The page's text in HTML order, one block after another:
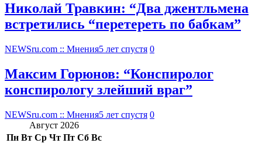
Николай Травкин: “Два джентльмена
встретились “перетереть по бабкам”
NEWSru.com :: Мнения5 лет спустя 0
Максим Горюнов: “Конспиролог
конспирологу злейший враг”
NEWSru.com :: Мнения5 лет спустя 0
Август 2026
Пн Вт Ср Чт Пт Сб Вс